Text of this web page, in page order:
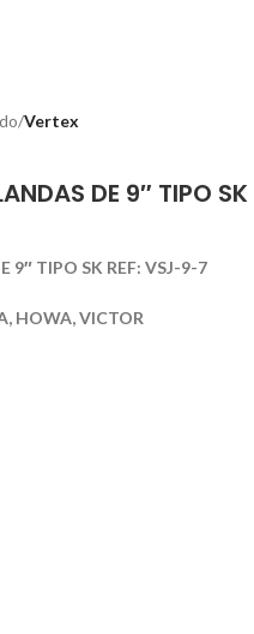
Vertex
DE 9″ TIPO SK
9″ TIPO SK REF: VSJ-9-7
HOWA, VICTOR